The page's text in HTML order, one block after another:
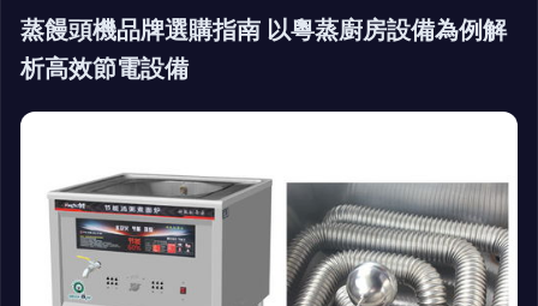
蒸饅頭機品牌選購指南 以粵蒸廚房設備為例解
析高效節電設備